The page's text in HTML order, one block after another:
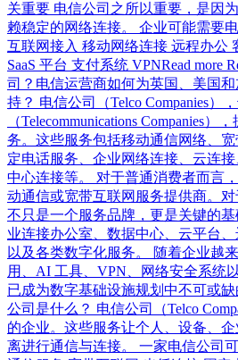
关重要 电信公司之所以重要，是因
赖稳定的网络连接。 企业可能需要
互联网接入 移动网络连接 远程办公
SaaS 平台 支付系统 VPNRead more
司？电信运营商如何为英国、美国
持？ 电信公司（Telco Companies）
（Telecommunications Companies）
务。这些服务包括移动通信网络、
定电话服务、企业网络连接、云连
中心连接等。 对于普通消费者而言
动通信或宽带互联网服务提供商。
不只是一个服务品牌，更是关键的
业连接办公室、数据中心、云平台
以及各类数字化服务。 随着企业越
用、AI 工具、VPN、网络安全系统
已成为数字基础设施规划中不可或
公司是什么？ 电信公司（Telco
的企业。这些服务让个人、设备、
离进行通信与连接。 一家电信公司